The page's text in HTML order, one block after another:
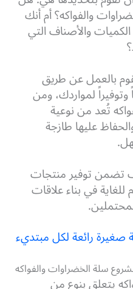
والفواكه؟ أم أنك
والأصناف التي
بالعمل عن طريق
وتوفيراً لمواردك، ومن
تُعد من نوعية
عليها طازجة
تضمن توفير منتجات
في بناء علاقات
صغيرة رائعة لكل مبتديء
سلة الخضراوات والفواكه
يتعلق بنوع من